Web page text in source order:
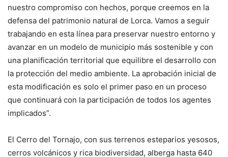
nuestro compromiso con hechos, porque creemos en la
defensa del patrimonio natural de Lorca. Vamos a seguir
trabajando en esta línea para preservar nuestro entorno y
avanzar en un modelo de municipio más sostenible y con
una planificación territorial que equilibre el desarrollo con
la protección del medio ambiente. La aprobación inicial de
esta modificación es solo el primer paso en un proceso
que continuará con la participación de todos los agentes
implicados”.
El Cerro del Tornajo, con sus terrenos esteparios yesosos,
cerros volcánicos y rica biodiversidad, alberga hasta 640